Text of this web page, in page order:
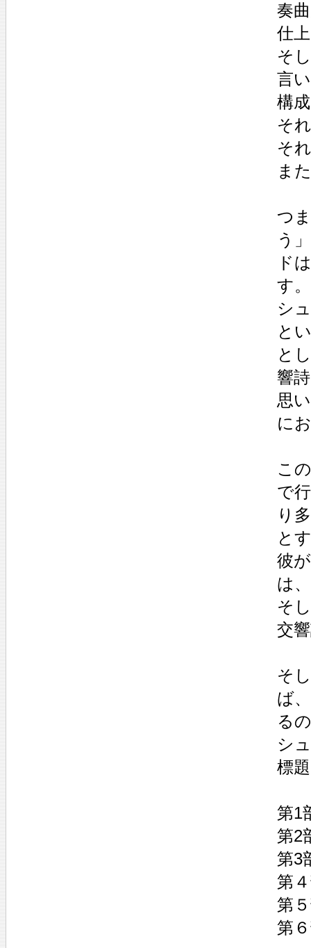
奏
仕
そ
言
構
そ
そ
ま
つ
う
ド
す。
シ
と
と
響
思
に
こ
で
り
と
彼
は
そ
交
そ
ば
る
シ
標
第1
第2
第3
第
第
第